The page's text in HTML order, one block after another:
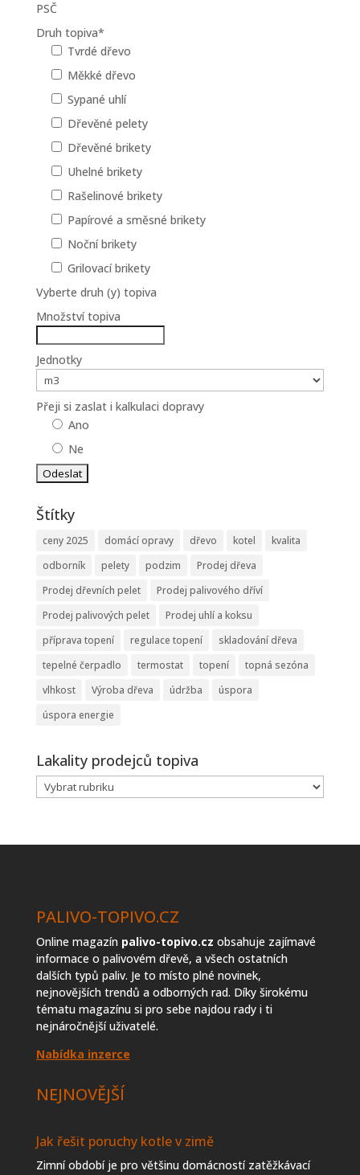
PSČ
Druh topiva*
Tvrdé dřevo
Měkké dřevo
Sypané uhlí
Dřevěné pelety
Dřevěné brikety
Uhelné brikety
Rašelinové brikety
Papírové a směsné brikety
Noční brikety
Grilovací brikety
Vyberte druh (y) topiva
Množství topiva
Jednotky
Přeji si zaslat i kalkulaci dopravy
Ano
Ne
Štítky
ceny 2025 domácí opravy dřevo kotel
kvalita
odborník
pelety podzim
Prodej dřeva
Prodej dřevních pelet
Prodej palivového dříví
Prodej palivových pelet
Prodej uhlí a koksu
příprava topení
regulace topení
skladování dřeva
tepelné čerpadlo
termostat topení
topná sezóna
vlhkost
Výroba dřeva údržba
úspora
úspora energie
Lakality prodejců topiva
Lakality
prodejců
PALIVO-TOPIVO.CZ
Online magazín palivo-topivo.cz obsahuje zajímavé
informace o palivovém dřevě, a všech ostatních
dalších typů paliv. Je to místo plné novinek,
nejnovějších trendů a odborných rad. Díky širokému
tématu magazínu si pro sebe najdou rady i ti
nejnáročnější uživatelé.
Nabídka inzerce
NEJNOVĚJŠÍ
Jak řešit poruchy kotle v zimě
Zimní období je pro většinu domácností zatěžkávací